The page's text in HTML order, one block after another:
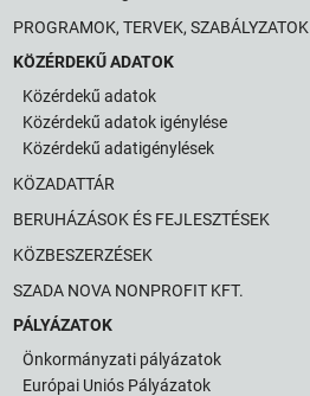
PROGRAMOK, TERVEK, SZABÁLYZATOK
KÖZÉRDEKŰ ADATOK
Közérdekű adatok
Közérdekű adatok igénylése
Közérdekű adatigénylések
KÖZADATTÁR
BERUHÁZÁSOK ÉS FEJLESZTÉSEK
KÖZBESZERZÉSEK
SZADA NOVA NONPROFIT KFT.
PÁLYÁZATOK
Önkormányzati pályázatok
Európai Uniós Pályázatok